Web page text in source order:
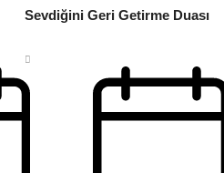
Sevdiğini Geri Getirme Duası